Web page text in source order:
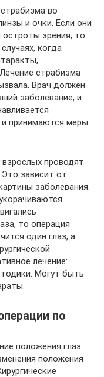
во
и очки. Если они
зрения, то
когда
страбизма
Врач должен
заболевание, и
принимаются меры
проводят
зависит от
заболевания.
то операция
один глаз, а
лечение:
Могут быть
по
положения глаз
положения